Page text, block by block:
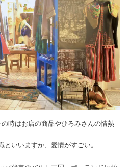
時はお店の商品やひろみさんの情熱
いいますか、愛情がすごい。